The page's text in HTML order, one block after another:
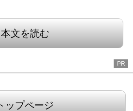
本文を読む
PR
ップページ